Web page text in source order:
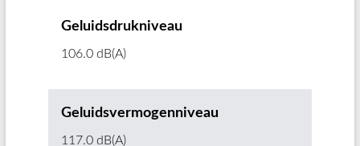
Geluidsdrukniveau
106.0 dB(A)
Geluidsvermogenniveau
117.0 dB(A)